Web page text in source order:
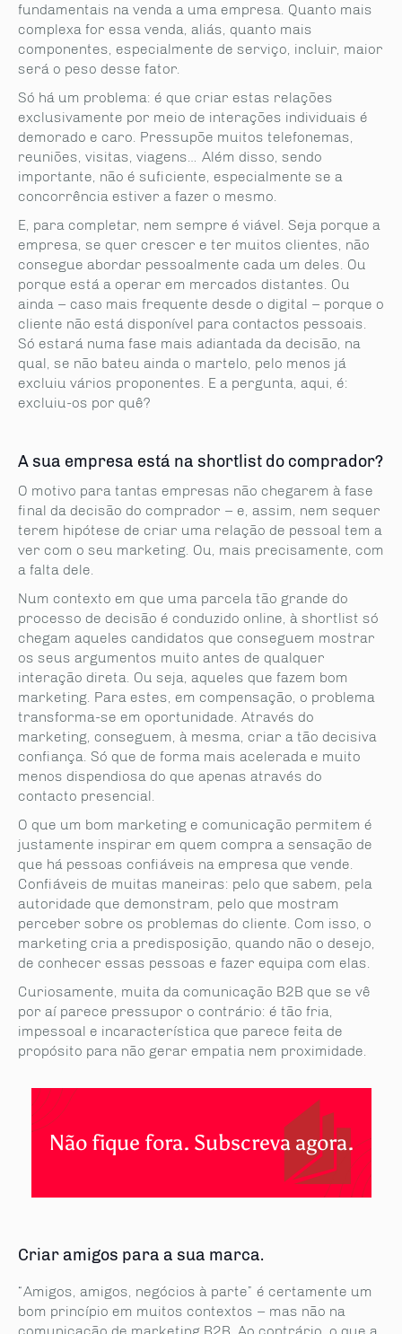
fundamentais na venda a uma empresa. Quanto mais
complexa for essa venda, aliás, quanto mais
componentes, especialmente de serviço, incluir, maior
será o peso desse fator.
Só há um problema: é que criar estas relações
exclusivamente por meio de interações individuais é
demorado e caro. Pressupõe muitos telefonemas,
reuniões, visitas, viagens… Além disso, sendo
importante, não é suficiente, especialmente se a
concorrência estiver a fazer o mesmo.
E, para completar, nem sempre é viável. Seja porque a
empresa, se quer crescer e ter muitos clientes, não
consegue abordar pessoalmente cada um deles. Ou
porque está a operar em mercados distantes. Ou
ainda – caso mais frequente desde o digital – porque o
cliente não está disponível para contactos pessoais.
Só estará numa fase mais adiantada da decisão, na
qual, se não bateu ainda o martelo, pelo menos já
excluiu vários proponentes. E a pergunta, aqui, é:
excluiu-os por quê?
A sua empresa está na shortlist do comprador?
O motivo para tantas empresas não chegarem à fase
final da decisão do comprador – e, assim, nem sequer
terem hipótese de criar uma relação de pessoal tem a
ver com o seu marketing. Ou, mais precisamente, com
a falta dele.
Num contexto em que uma parcela tão grande do
processo de decisão é conduzido online, à shortlist só
chegam aqueles candidatos que conseguem mostrar
os seus argumentos muito antes de qualquer
interação direta. Ou seja, aqueles que fazem bom
marketing. Para estes, em compensação, o problema
transforma-se em oportunidade. Através do
marketing, conseguem, à mesma, criar a tão decisiva
confiança. Só que de forma mais acelerada e muito
menos dispendiosa do que apenas através do
contacto presencial.
O que um bom marketing e comunicação permitem é
justamente inspirar em quem compra a sensação de
que há pessoas confiáveis na empresa que vende.
Confiáveis de muitas maneiras: pelo que sabem, pela
autoridade que demonstram, pelo que mostram
perceber sobre os problemas do cliente. Com isso, o
marketing cria a predisposição, quando não o desejo,
de conhecer essas pessoas e fazer equipa com elas.
Curiosamente, muita da comunicação B2B que se vê
por aí parece pressupor o contrário: é tão fria,
impessoal e incaracterística que parece feita de
propósito para não gerar empatia nem proximidade.
Não fique fora. Subscreva agora.
Criar amigos para a sua marca.
“Amigos, amigos, negócios à parte” é certamente um
bom princípio em muitos contextos – mas não na